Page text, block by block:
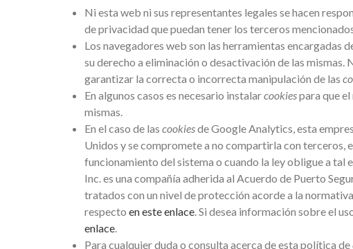
Ni esta web ni sus representantes legales se hacen
de privacidad que puedan tener los terceros
Los navegadores web son las herramientas encargadas
su derecho a eliminación o desactivación de las mismas.
garantizar la correcta o incorrecta manipulación de las
En algunos casos es necesario instalarcookiespara que
mismas.
En el caso de las cookiesde Google Analytics, esta
Unidos y se compromete a no compartirla con terceros,
funcionamiento del sistema o cuando la ley obligue a tal
Inc. es una compañía adherida al Acuerdo de Puerto
tratados con un nivel de protección acorde a la
respecto en este enlace . Si desea información sobre el
enlace
Para cualquier duda o consulta acerca de esta política de